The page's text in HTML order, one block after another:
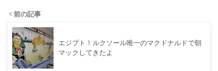
前の記事
エジプト！ルクソール唯一のマクドナルドで朝
マックしてきたよ